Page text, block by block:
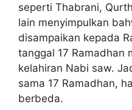
seperti Thabrani,
lain menyimpulkan
disampaikan kepada
tanggal 17 Ramadhan
kelahiran Nabi saw.
sama 17 Ramadhan,
berbeda.